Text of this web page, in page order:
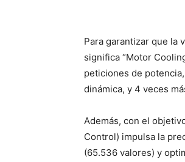
Para garantizar que la
significa “Motor
peticiones de
dinámica, y 4 veces
Además, con el
Control) impulsa la
(65.536 valores) y